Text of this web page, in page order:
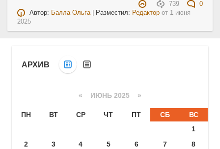
739
0
Автор: Балла Ольга| Разместил: Редактор от 1 июня
2025
АРХИВ
« ИЮНЬ 2025 »
ПН ВТ СР ЧТ ПТ СБ
ВС
1
2
3 4 5 6 7
8